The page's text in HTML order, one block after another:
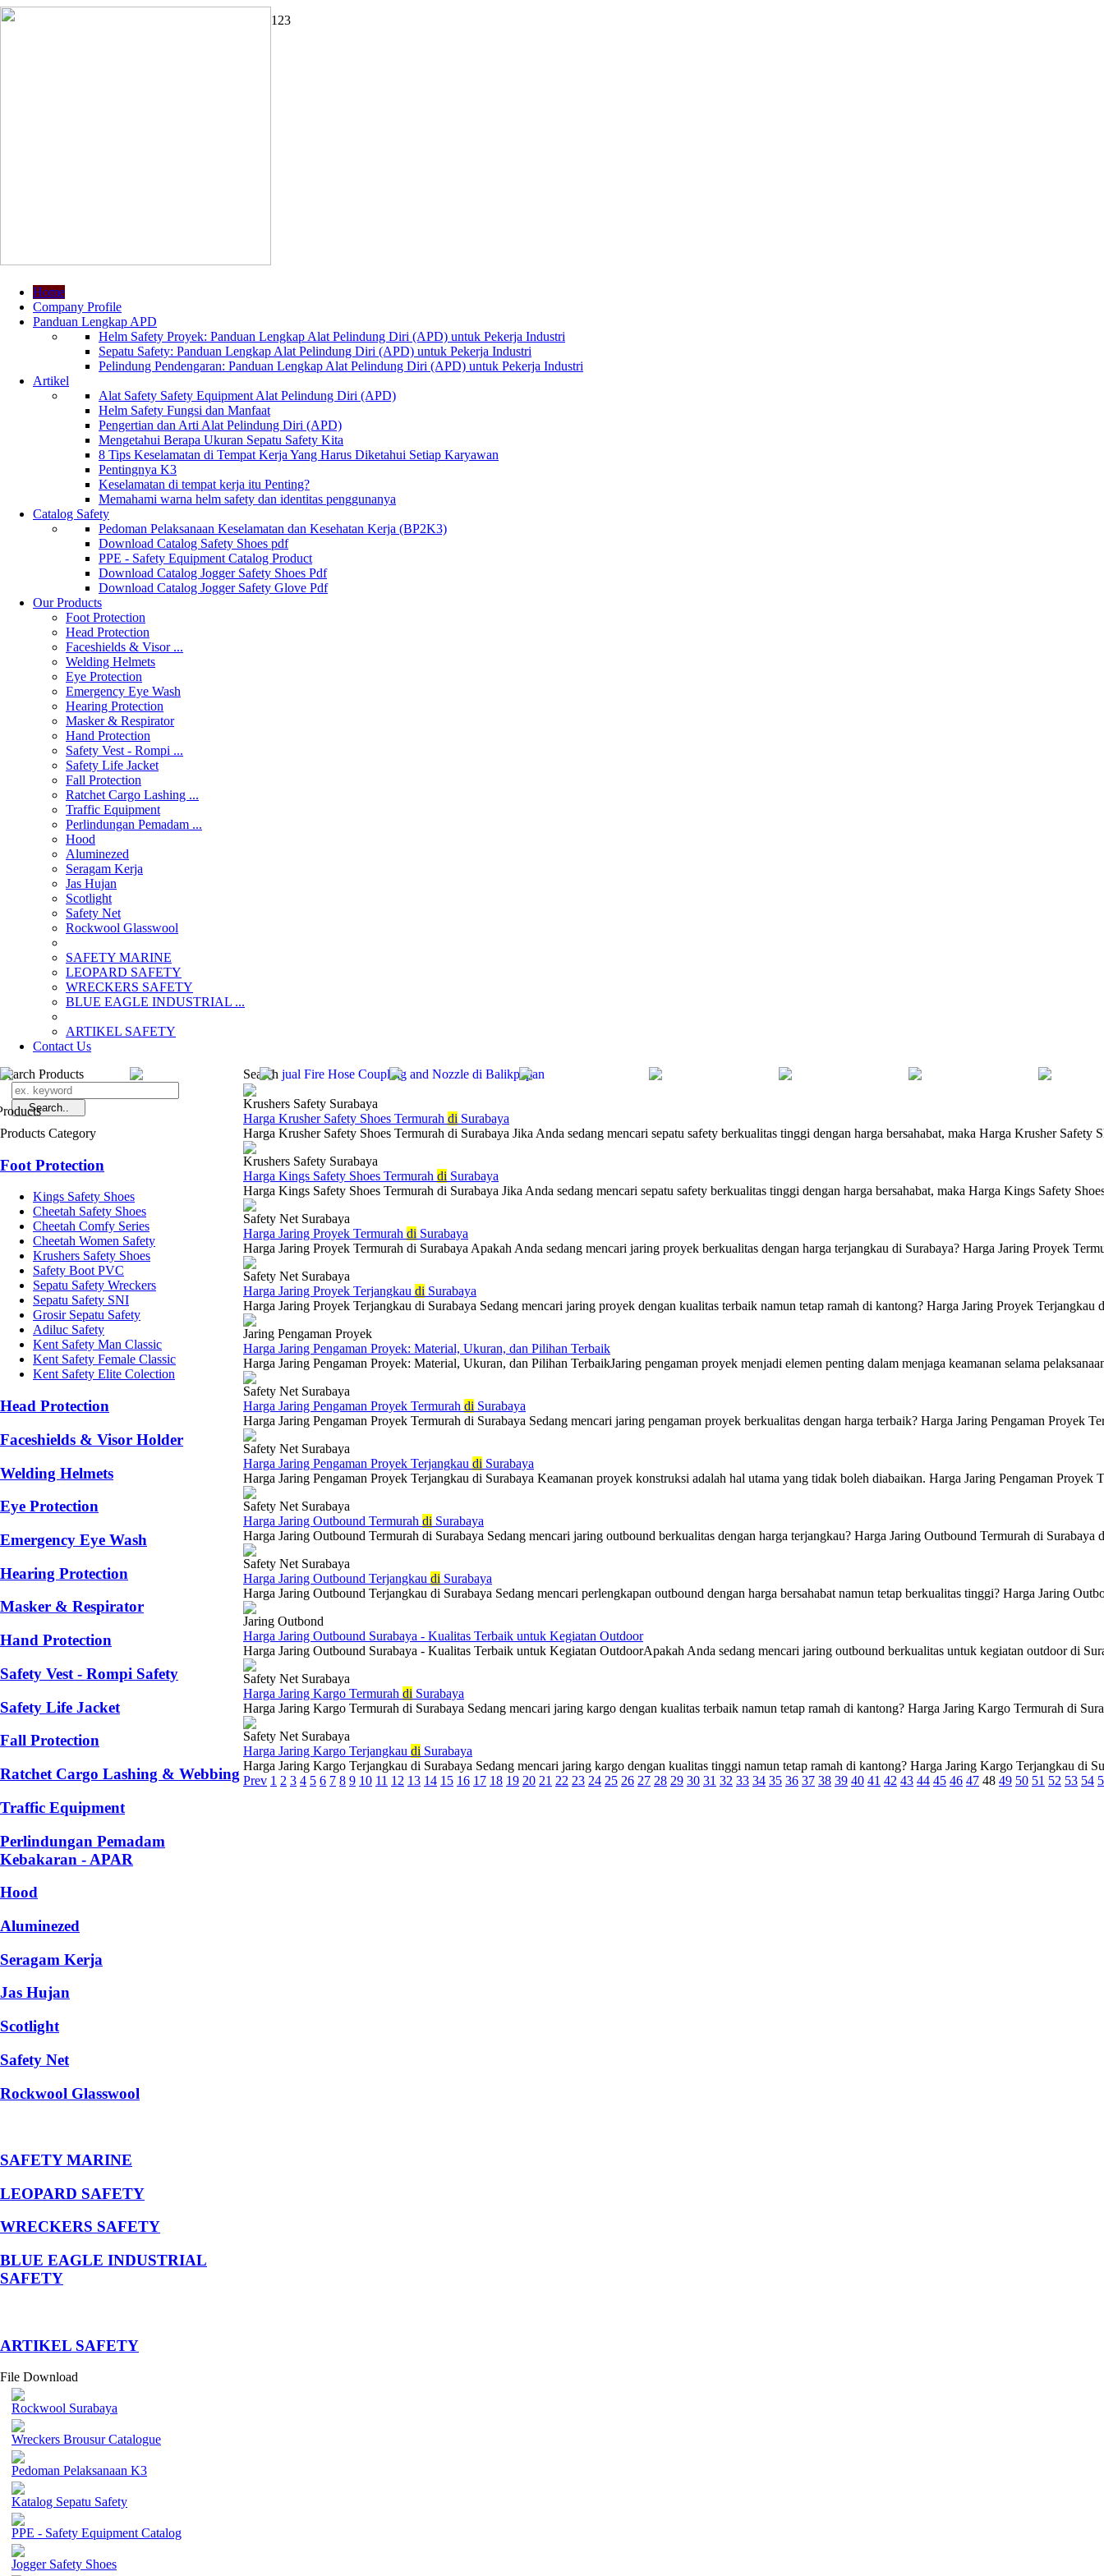
1 23
Home
Company Profile
Panduan Lengkap APD
Helm Safety Proyek: Panduan Lengkap Alat Pelindung Diri (APD) untuk Pekerja Industri
Sepatu Safety: Panduan Lengkap Alat Pelindung Diri (APD) untuk Pekerja Industri
Pelindung Pendengaran: Panduan Lengkap Alat Pelindung Diri (APD) untuk Pekerja Industri
Artikel
Alat Safety Safety Equipment Alat Pelindung Diri (APD)
Helm Safety Fungsi dan Manfaat
Pengertian dan Arti Alat Pelindung Diri (APD)
Mengetahui Berapa Ukuran Sepatu Safety Kita
8 Tips Keselamatan di Tempat Kerja Yang Harus Diketahui Setiap Karyawan
Pentingnya K3
Keselamatan di tempat kerja itu Penting?
Memahami warna helm safety dan identitas penggunanya
Catalog Safety
Pedoman Pelaksanaan Keselamatan dan Kesehatan Kerja (BP2K3)
Download Catalog Safety Shoes pdf
PPE - Safety Equipment Catalog Product
Download Catalog Jogger Safety Shoes Pdf
Download Catalog Jogger Safety Glove Pdf
Our Products
Foot Protection
Head Protection
Faceshields & Visor ...
Welding Helmets
Eye Protection
Emergency Eye Wash
Hearing Protection
Masker & Respirator
Hand Protection
Safety Vest - Rompi ...
Safety Life Jacket
Fall Protection
Ratchet Cargo Lashing ...
Traffic Equipment
Perlindungan Pemadam ...
Hood
Aluminezed
Seragam Kerja
Jas Hujan
Scotlight
Safety Net
Rockwool Glasswool
SAFETY MARINE
LEOPARD SAFETY
WRECKERS SAFETY
BLUE EAGLE INDUSTRIAL ...
­ARTIKEL SAFETY
Contact Us
Search Products
Products Category
Foot Protection
Kings Safety Shoes
Cheetah Safety Shoes
Cheetah Comfy Series
Cheetah Women Safety
Krushers Safety Shoes
Safety Boot PVC
Sepatu Safety Wreckers
Sepatu Safety SNI
Grosir Sepatu Safety
Adiluc Safety
Kent Safety Man Classic
Kent Safety Female Classic
Kent Safety Elite Colection
Head Protection
Faceshields & Visor Holder
Welding Helmets
Eye Protection
Emergency Eye Wash
Hearing Protection
Masker & Respirator
Hand Protection
Safety Vest - Rompi Safety
Safety Life Jacket
Fall Protection
Ratchet Cargo Lashing & Webbing
Traffic Equipment
Perlindungan Pemadam
Kebakaran - APAR
Hood
Aluminezed
Seragam Kerja
Jas Hujan
Scotlight
Safety Net
Rockwool Glasswool
SAFETY MARINE
LEOPARD SAFETY
WRECKERS SAFETY
BLUE EAGLE INDUSTRIAL
SAFETY
­ARTIKEL SAFETY
File Download
Rockwool Surabaya
Wreckers Brousur Catalogue
Pedoman Pelaksanaan K3
Katalog Sepatu Safety
PPE - Safety Equipment Catalog
Jogger Safety Shoes
Search jual Fire Hose Coupling and Nozzle di Balikpapan
Krushers Safety Surabaya
Harga Krusher Safety Shoes Termurah di Surabaya
Harga Krusher Safety Shoes Termurah di Surabaya Jika Anda sedang mencari sepatu safety berkualitas tinggi dengan harga bersahabat, maka Harga Krusher Safety
Krushers Safety Surabaya
Harga Kings Safety Shoes Termurah di Surabaya
Harga Kings Safety Shoes Termurah di Surabaya Jika Anda sedang mencari sepatu safety berkualitas tinggi dengan harga bersahabat, maka Harga Kings Safety
Safety Net Surabaya
Harga Jaring Proyek Termurah di Surabaya
Harga Jaring Proyek Termurah di Surabaya Apakah Anda sedang mencari jaring proyek berkualitas dengan harga terjangkau di Surabaya? Harga Jaring Proyek
Safety Net Surabaya
Harga Jaring Proyek Terjangkau di Surabaya
Harga Jaring Proyek Terjangkau di Surabaya Sedang mencari jaring proyek dengan kualitas terbaik namun tetap ramah di kantong? Harga Jaring Proyek Terjangkau
Jaring Pengaman Proyek
Harga Jaring Pengaman Proyek: Material, Ukuran, dan Pilihan Terbaik
Harga Jaring Pengaman Proyek: Material, Ukuran, dan Pilihan TerbaikJaring pengaman proyek menjadi elemen penting dalam menjaga keamanan selama
Safety Net Surabaya
Harga Jaring Pengaman Proyek Termurah di Surabaya
Harga Jaring Pengaman Proyek Termurah di Surabaya Sedang mencari jaring pengaman proyek berkualitas dengan harga terbaik? Harga Jaring Pengaman Proyek
Safety Net Surabaya
Harga Jaring Pengaman Proyek Terjangkau di Surabaya
Harga Jaring Pengaman Proyek Terjangkau di Surabaya Keamanan proyek konstruksi adalah hal utama yang tidak boleh diabaikan. Harga Jaring Pengaman Proyek
Safety Net Surabaya
Harga Jaring Outbound Termurah di Surabaya
Harga Jaring Outbound Termurah di Surabaya Sedang mencari jaring outbound berkualitas dengan harga terjangkau? Harga Jaring Outbound Termurah di Surabaya
Safety Net Surabaya
Harga Jaring Outbound Terjangkau di Surabaya
Harga Jaring Outbound Terjangkau di Surabaya Sedang mencari perlengkapan outbound dengan harga bersahabat namun tetap berkualitas tinggi? Harga Jaring
Jaring Outbond
Harga Jaring Outbound Surabaya - Kualitas Terbaik untuk Kegiatan Outdoor
Harga Jaring Outbound Surabaya - Kualitas Terbaik untuk Kegiatan OutdoorApakah Anda sedang mencari jaring outbound berkualitas untuk kegiatan outdoor di
Safety Net Surabaya
Harga Jaring Kargo Termurah di Surabaya
Harga Jaring Kargo Termurah di Surabaya Sedang mencari jaring kargo dengan kualitas terbaik namun tetap ramah di kantong? Harga Jaring Kargo Termurah di
Safety Net Surabaya
Harga Jaring Kargo Terjangkau di Surabaya
Harga Jaring Kargo Terjangkau di Surabaya Sedang mencari jaring kargo dengan kualitas tinggi namun tetap ramah di kantong? Harga Jaring Kargo Terjangkau di
Prev 1 2 3 4 5 6 7 8 9 10 11 12 13 14 15 16 17 18 19 20 21 22 23 24 25 26 27 28 29 30 31 32 33 34 35 36 37 38 39 40 41 42 43 44 45 46 47 48 49 50 51 52 53 54